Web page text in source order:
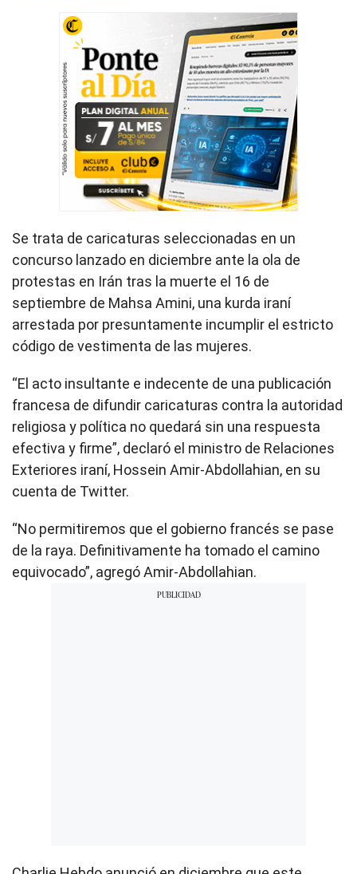
Se trata de caricaturas seleccionadas en un
concurso lanzado en diciembre ante la ola de
protestas en Irán tras la muerte el 16 de
septiembre de Mahsa Amini, una kurda iraní
arrestada por presuntamente incumplir el estricto
código de vestimenta de las mujeres.
“El acto insultante e indecente de una publicación
francesa de difundir caricaturas contra la autoridad
religiosa y política no quedará sin una respuesta
efectiva y firme”, declaró el ministro de Relaciones
Exteriores iraní, Hossein Amir-Abdollahian, en su
cuenta de Twitter.
“No permitiremos que el gobierno francés se pase
de la raya. Definitivamente ha tomado el camino
equivocado”, agregó Amir-Abdollahian.